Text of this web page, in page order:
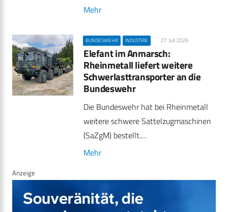
Mehr
BUNDESWEHR INDUSTRIE 27. Juli 2026
Elefant im Anmarsch:
Rheinmetall liefert weitere
Schwerlasttransporter an die
Bundeswehr
Die Bundeswehr hat bei Rheinmetall
weitere schwere Sattelzugmaschinen
(SaZgM) bestellt.…
Mehr
Anzeige